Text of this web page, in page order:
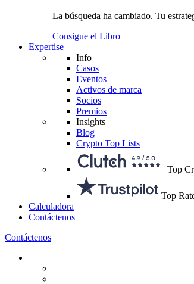
La búsqueda ha cambiado. Tu
Consigue el Libro
Expertise
Info
Casos
Eventos
Activos de marca
Socios
Premios
Insights
Blog
Crypto Top Lists
Top
Top
Calculadora
Contáctenos
Contáctenos